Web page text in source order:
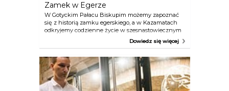
Zamek w Egerze
W Gotyckim Pałacu Biskupim możemy zapoznać
się z historią zamku egerskiego, a w Kazamatach
odkryjemy codzienne życie w szesnastowiecznym
zamku granicznym. Na wzgórzu Kálvária możemy
rozkoszować się przepiękną panoramą na miasto.
lub wybrać się na wycieczkę Rycerze Egeru z
przewodnikiem – wtedy usłyszymy wiele
emocjonujących historii.
Dowiedz się więcej